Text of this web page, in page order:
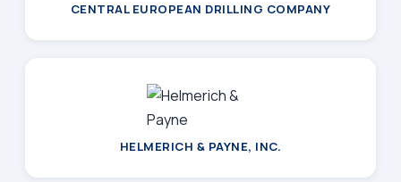
CENTRAL EUROPEAN DRILLING COMPANY
HELMERICH & PAYNE, INC.